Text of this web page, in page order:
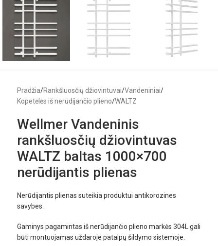
Pradžia/Rankšluosčių džiovintuvai/Vandeniniai/
Kopetėlės iš nerūdijančio plieno/WALTZ
Wellmer Vandeninis
rankšluosčių džiovintuvas
WALTZ baltas 1000×700
nerūdijantis plienas
Nerūdijantis plienas suteikia produktui antikorozines
savybes.
Gaminys pagamintas iš nerūdijančio plieno markės 304L gali
būti montuojamas uždaroje patalpų šildymo sistemoje.